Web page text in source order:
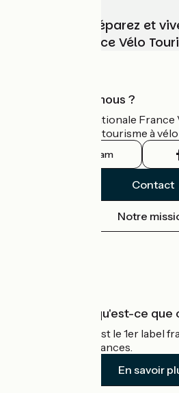
Choisissez, préparez et
vélo avec France Vélo
Qui sommes-nous ?
L'association nationale
guide officiel du tourisme à
Instagram
Contact
Notre
Accueil Vélo qu'est-ce que
Accueil Vélo c'est le 1er label
cyclistes en vacances.
En savoir